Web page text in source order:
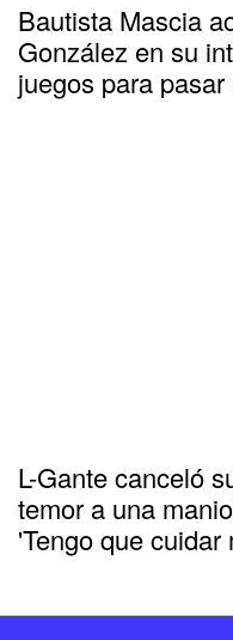
Bautista Mascia
González en su
juegos para
L-Gante canceló
temor a una
'Tengo que cuidar